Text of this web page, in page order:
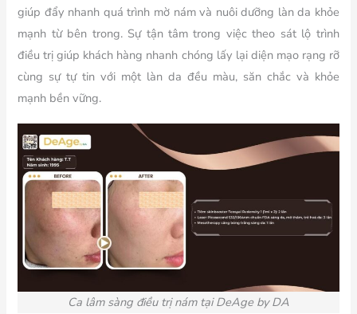
giúp đẩy nhanh quá trình mờ nám và nuôi dưỡng làn da khỏe
mạnh từ bên trong. Sự tận tâm trong việc theo sát lộ trình
điều trị giúp khách hàng nhanh chóng lấy lại diện mạo rạng rỡ
cùng sự tự tin với một làn da đều màu, săn chắc và khỏe
mạnh bền vững.
Ca lâm sàng điều trị nám tại DeAge by DA